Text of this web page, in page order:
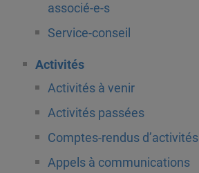
associé-e-s
Service-conseil
Activités
Activités à venir
Activités passées
Comptes-rendus d’activités
Appels à communications